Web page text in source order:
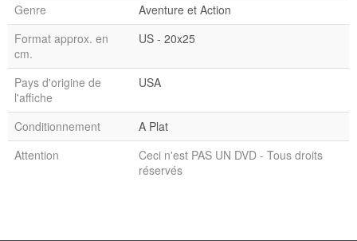
Genre
Aventure et Action
Format approx. en
cm.
US - 20x25
Pays d'origine de
l'affiche
USA
Conditionnement
A Plat
Attention
Ceci n'est PAS UN DVD - Tous droits
réservés